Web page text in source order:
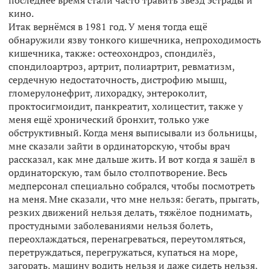
кино.
Итак вернёмся в 1981 год. У меня тогда ещё
обнаружили язву тонкого кишечника, непроходимость
кишечника, также: остеохондроз, спондилёз,
спондилоартроз, артрит, полиартрит, ревматизм,
сердечную недостаточность, дистрофию мышц,
гломерулонефрит, лихорадку, энтероколит,
проктосигмоидит, панкреатит, холицестит, также у
меня ещё хронический бронхит, только уже
обструктивный. Когда меня выписывали из больницы,
мне сказали зайти в ординаторскую, чтобы врач
рассказал, как мне дальше жить. И вот когда я зашёл в
ординаторскую, там было столпотворение. Весь
медперсонал специально собрался, чтобы посмотреть
на меня. Мне сказали, что мне нельзя: бегать, прыгать,
резких движений нельзя делать, тяжёлое поднимать,
простудными заболеваниями нельзя болеть,
переохлаждаться, перенагреваться, переутомляться,
перетруждаться, перегружаться, купаться на море,
загорать, машину водить нельзя и даже сидеть нельзя,